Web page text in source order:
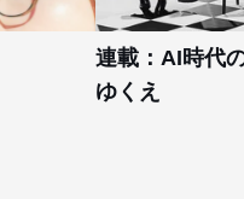
連載：AI時代
ゆくえ